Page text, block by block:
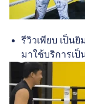
รีวิวเพียบ เป็น
มาใช้บริการเป็